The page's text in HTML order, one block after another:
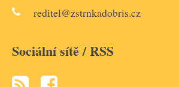
reditel@zstrnkadobris.cz
Sociální sítě / RSS